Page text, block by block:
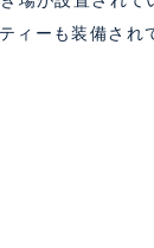
ィーも装備され